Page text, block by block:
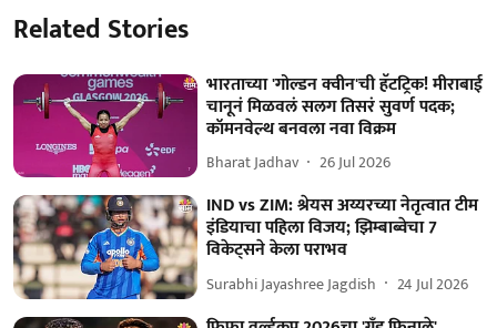
Related Stories
भारताच्या 'गोल्डन क्वीन'ची हॅटट्रिक! मीराबाई
चानूनं मिळवलं सलग तिसरं सुवर्ण पदक;
कॉमनवेल्थ बनवला नवा विक्रम
Bharat Jadhav 26 Jul 2026
IND vs ZIM: श्रेयस अय्यरच्या नेतृत्वात टीम
इंडियाचा पहिला विजय; झिम्बाब्वेचा 7
विकेट्सने केला पराभव
Surabhi Jayashree Jagdish 24 Jul 2026